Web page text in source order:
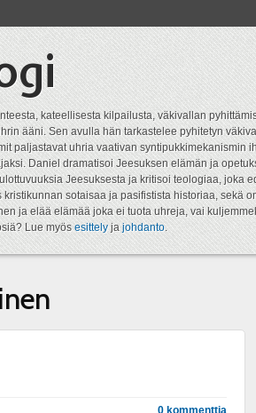
kateellisesta kilpailusta, väkivallan
ääni. Sen avulla hän tarkastelee pyhitetyn
paljastavat uhria vaativan syntipukkimekanismin
Daniel dramatisoi Jeesuksen elämän ja
Jeesuksesta ja kritisoi teologiaa, joka
sotaisaa ja pasifistista historiaa, sekä
ja elää elämää joka ei tuota uhreja, vai
Lue myösesittelyjajohdanto.
0 kommenttia